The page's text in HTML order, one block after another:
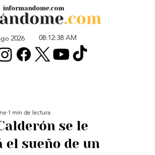
2026 08:12:38 AM
informandome.com
se le
el sueño de un
1 min de lectura